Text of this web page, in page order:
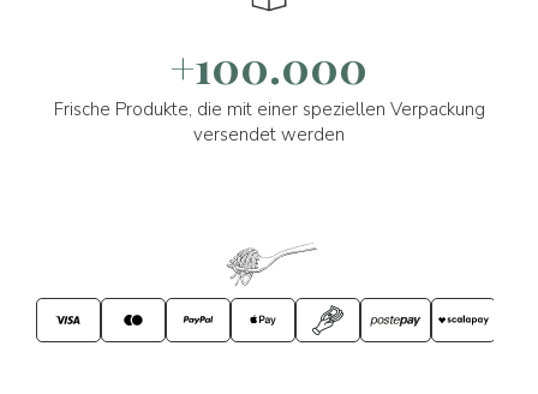
+100.000
Frische Produkte, die mit einer speziellen Verpackung
versendet werden